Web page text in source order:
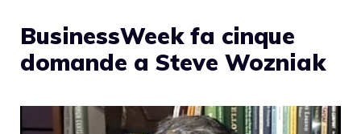
BusinessWeek fa cinque
domande a Steve Wozniak